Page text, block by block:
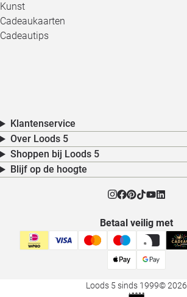
Kunst
Cadeaukaarten
Cadeautips
Klantenservice
Over Loods 5
Shoppen bij Loods 5
Blijf op de hoogte
Betaal veilig met
Loods 5 sinds 1999© 2026